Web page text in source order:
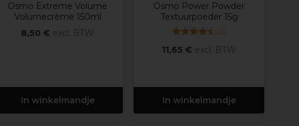
Osmo Extreme Volume
Volumecrème 150ml
8,50 € excl. BTW
In winkelmandje
Osmo Power Powder
Textuurpoeder 15g
(2)
11,65 € excl. BTW
In winkelmandje